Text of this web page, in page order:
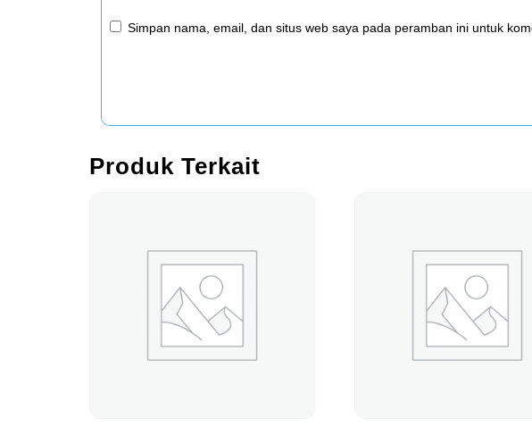
Simpan nama, email, dan situs web saya pada peramban ini untuk
Produk Terkait